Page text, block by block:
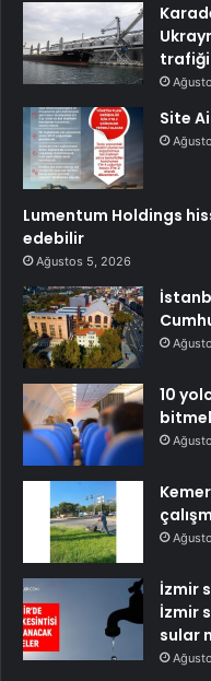
Site
Lumentum Holdings
edebilir
Ağustos 5, 2026
10
İzmir
İzmir
sular